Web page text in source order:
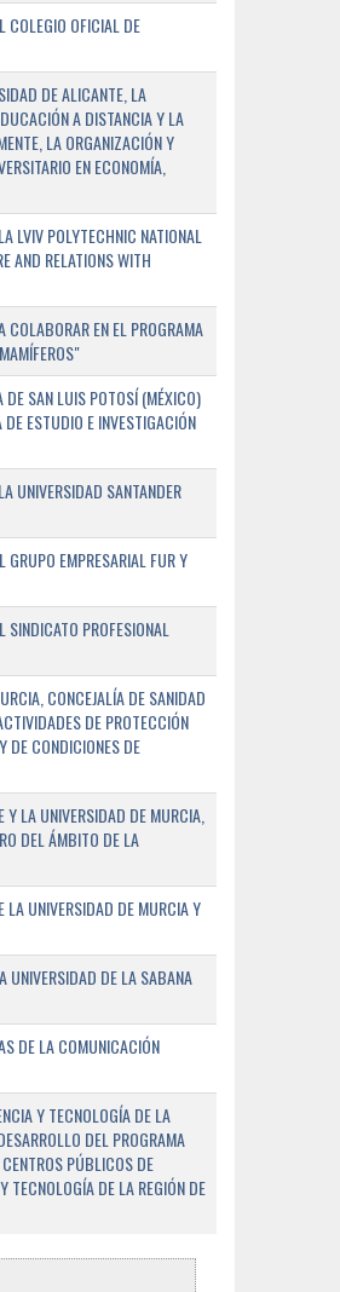
COLEGIO OFICIAL DE
DE ALICANTE, LA
A DISTANCIA Y LA
LA ORGANIZACIÓN Y
EN ECONOMÍA,
LVIV POLYTECHNIC NATIONAL
AND RELATIONS WITH
EN EL PROGRAMA
DE SAN LUIS POTOSÍ (MÉXICO)
ESTUDIO E INVESTIGACIÓN
UNIVERSIDAD SANTANDER
EMPRESARIAL FUR Y
SINDICATO PROFESIONAL
CONCEJALÍA DE SANIDAD
DE PROTECCIÓN
DE CONDICIONES DE
Y LA UNIVERSIDAD DE MURCIA,
DEL ÁMBITO DE LA
LA UNIVERSIDAD DE MURCIA Y
UNIVERSIDAD DE LA SABANA
DE LA COMUNICACIÓN
Y TECNOLOGÍA DE LA
DEL PROGRAMA
PÚBLICOS DE
TECNOLOGÍA DE LA REGIÓN DE